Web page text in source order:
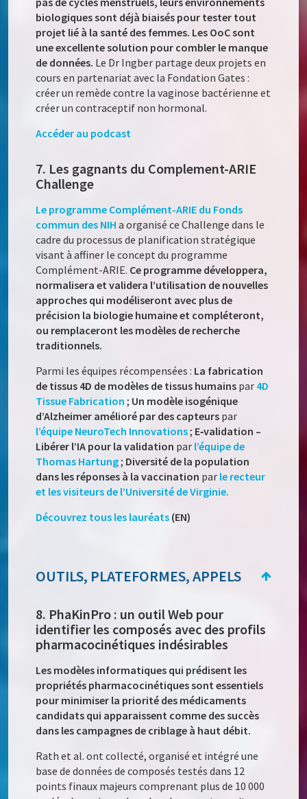
biologiques sont déjà biaisés pour tester tout
projet lié à la santé des femmes. Les OoC sont
une excellente solution pour combler le manque
de données. Le Dr Ingber partage deux projets en
cours en partenariat avec la Fondation Gates :
créer un remède contre la vaginose bactérienne et
créer un contraceptif non hormonal.
Accéder au podcast
7. Les gagnants du Complement-ARIE
Challenge
Le programme Complément-ARIE du Fonds
commun des NIH a organisé ce Challenge dans le
cadre du processus de planification stratégique
visant à affiner le concept du programme
Complément-ARIE. Ce programme développera,
normalisera et validera l’utilisation de nouvelles
approches qui modéliseront avec plus de
précision la biologie humaine et compléteront,
ou remplaceront les modèles de recherche
traditionnels.
Parmi les équipes récompensées : La fabrication
de tissus 4D de modèles de tissus humains par 4D
Tissue Fabrication ; Un modèle isogénique
d’Alzheimer amélioré par des capteurs par
l’équipe NeuroTech Innovations; E‑validation –
Libérer l’IA pour la validation par l’équipe de
Thomas Hartung; Diversité de la population
dans les réponses à la vaccination par le recteur
et les visiteurs de l’Université de Virginie.
Découvrez tous les lauréats (EN)
OUTILS, PLATEFORMES, APPELS
8. PhaKinPro : un outil Web pour
identifier les composés avec des profils
pharmacocinétiques indésirables
Les modèles informatiques qui prédisent les
propriétés pharmacocinétiques sont essentiels
pour minimiser la priorité des médicaments
candidats qui apparaissent comme des succès
dans les campagnes de criblage à haut débit.
Rath et al. ont collecté, organisé et intégré une
base de données de composés testés dans 12
points finaux majeurs comprenant plus de 10 000